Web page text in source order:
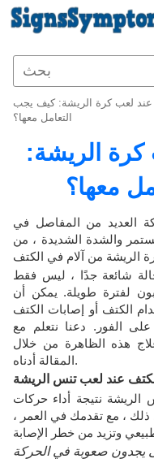
عند لعب كرة الريشة: كيف يجب
التعامل معها؟
كرة الريشة:
معها؟
العديد من المفاصل في
والشدة الشديدة ، من
شائعة جدًا ، ليس فقط
لفترة طويلة. يمكن أن
الكتف أو إصابات الكتف
على الفور. دعنا نتعلم مع
هذه الظاهرة من خلال
المقالة أدناه.
عند لعب تنس الريشة
نتيجة أداء حركات
ذلك ، مع تقدمك في العمر ،